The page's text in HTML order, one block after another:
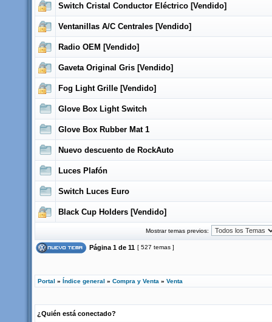
Switch Cristal Conductor Eléctrico [Vendido]
Ventanillas A/C Centrales [Vendido]
Radio OEM [Vendido]
Gaveta Original Gris [Vendido]
Fog Light Grille [Vendido]
Glove Box Light Switch
Glove Box Rubber Mat 1
Nuevo descuento de RockAuto
Luces Plafón
Switch Luces Euro
Black Cup Holders [Vendido]
Mostrar temas previos:
Página 1 de 11 [ 527 temas ]
Portal » Índice general » Compra y Venta » Venta
¿Quién está conectado?